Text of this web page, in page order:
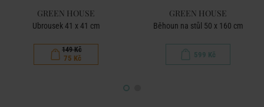
GREEN HOUSE
Ubrousek 41 x 41 cm
149 Kč
75 Kč
GREEN HOUSE
Běhoun na stůl 50 x 160 cm
599 Kč